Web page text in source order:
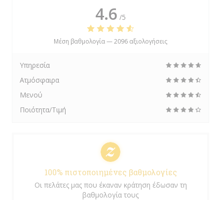
4.6 /5
Μέση βαθμολογία —2096 αξιολογήσεις
Υπηρεσία
Ατμόσφαιρα
Μενού
Ποιότητα/Τιμή
100% πιστοποιημένες βαθμολογίες
Οι πελάτες μας που έκαναν κράτηση έδωσαν τη
βαθμολογία τους